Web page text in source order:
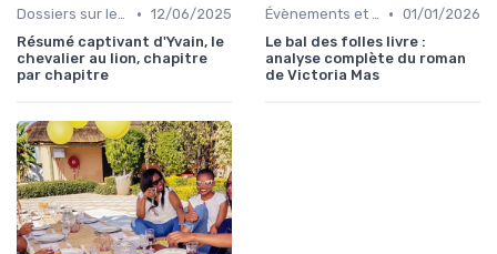
Dossiers sur le monde de l'édition • 12/06/2025
Résumé captivant d'Yvain, le
chevalier au lion, chapitre
par chapitre
Évènements et prix litéraires • 01/01/2026
Le bal des folles livre :
analyse complète du roman
de Victoria Mas